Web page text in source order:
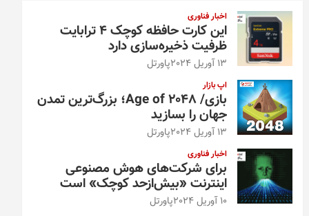
اخبار فناوری
این کارت حافظه کوچک ۴ ترابایت
ظرفیت ذخیره‌سازی دارد
13 آوریل 2024 پاورتل
اپ بازار
بازی/ Age of 2048؛ بزرگ‌ترین تمدن
جهان را بسازید
13 آوریل 2024 پاورتل
اخبار فناوری
برای شرکت‌های هوش مصنوعی
اینترنت «بیش‌از‌حد کوچک» است
10 آوریل 2024 پاورتل